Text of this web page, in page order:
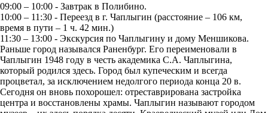
09:00 – 10:00 - Завтрак в Полибино.
10:00 – 11:30 - Переезд в г. Чаплыгин (расстояние – 106 км,
время в пути – 1 ч. 42 мин.)
11:30 – 13:00 - Экскурсия по Чаплыгину и дому Меншикова.
Раньше город назывался Раненбург. Его переименовали в
Чаплыгин 1948 году в честь академика С.А. Чаплыгина,
который родился здесь. Город был купеческим и всегда
процветал, за исключением недолгого периода конца 20 в.
Сегодня он вновь похорошел: отреставрирована застройка
центра и восстановлены храмы. Чаплыгин называют городом